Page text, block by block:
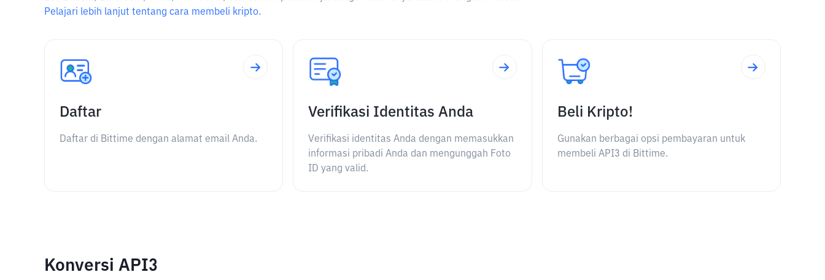
Pelajari lebih lanjut tentang cara membeli kripto.
Daftar
Daftar di Bittime dengan alamat email Anda.
Verifikasi Identitas Anda
Verifikasi identitas Anda dengan memasukkan
informasi pribadi Anda dan mengunggah Foto
ID yang valid.
Beli Kripto!
Gunakan berbagai opsi pembayaran untuk
membeli API3 di Bittime.
Konversi API3